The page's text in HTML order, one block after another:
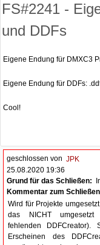
FS#2241 -
und DDFs
Eigene Endung für DMXC3
Eigene Endung für DDFs:
Cool!
geschlossen von JPK
25.08.2020 19:36
Grund für das Schließen:
Kommentar zum
Wird für Projekte
das NICHT
fehlenden DDFCreator).
Erscheinen des